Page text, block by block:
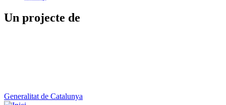
Un projecte de
Generalitat de Catalunya